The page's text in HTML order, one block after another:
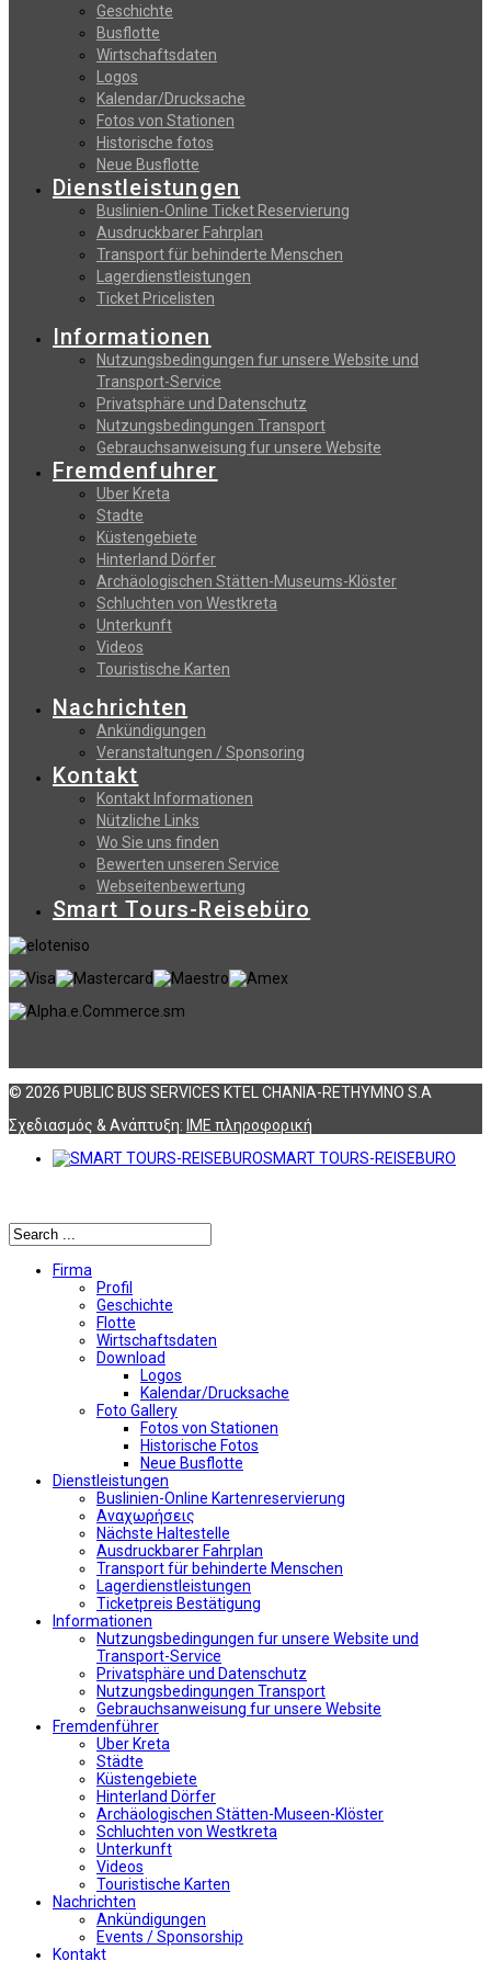
Geschichte
Busflotte
Wirtschaftsdaten
Logos
Kalendar/Drucksache
Fotos von Stationen
Historische fotos
Neue Busflotte
Dienstleistungen
Buslinien-Online Ticket Reservierung
Αusdruckbarer Fahrplan
Transport für behinderte Menschen
Lagerdienstleistungen
Ticket Pricelisten
Informationen
Nutzungsbedingungen fur unsere Website und
Transport-Service
Privatsphäre und Datenschutz
Nutzungsbedingungen Transport
Gebrauchsanweisung fur unsere Website
Fremdenfuhrer
Uber Kreta
Stadte
Küstengebiete
Hinterland Dörfer
Archäologischen Stätten-Museums-Klöster
Schluchten von Westkreta
Unterkunft
Videos
Touristische Karten
Nachrichten
Ankündigungen
Veranstaltungen / Sponsoring
Kontakt
Kontakt Informationen
Nützliche Links
Wo Sie uns finden
Bewerten unseren Service
Webseitenbewertung
Smart Tours-Reisebüro
© 2026 PUBLIC BUS SERVICES KTEL CHANIA-RETHYMNO S.A
Σχεδιασμός & Ανάπτυξη: ΙΜΕ πληροφορική
SMART TOURS-REISEBURO
Firma
Profil
Geschichte
Flotte
Wirtschaftsdaten
Download
Logos
Kalendar/Drucksache
Foto Gallery
Fotos von Stationen
Historische Fotos
Neue Busflotte
Dienstleistungen
Buslinien-Online Kartenreservierung
Αναχωρήσεις
Nächste Haltestelle
Αusdruckbarer Fahrplan
Transport für behinderte Menschen
Lagerdienstleistungen
Ticketpreis Bestätigung
Informationen
Nutzungsbedingungen fur unsere Website und
Transport-Service
Privatsphäre und Datenschutz
Nutzungsbedingungen Transport
Gebrauchsanweisung fur unsere Website
Fremdenführer
Uber Kreta
Städte
Küstengebiete
Hinterland Dörfer
Archäologischen Stätten-Museen-Klöster
Schluchten von Westkreta
Unterkunft
Videos
Touristische Karten
Nachrichten
Ankündigungen
Events / Sponsorship
Kontakt